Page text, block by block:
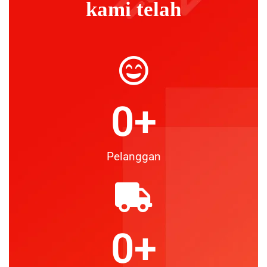
kami telah
Pelanggan
0+
0+